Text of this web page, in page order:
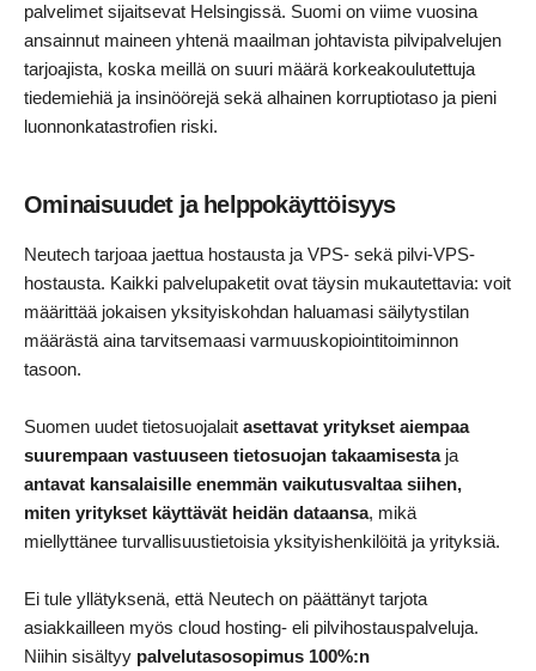
palvelimet sijaitsevat Helsingissä. Suomi on viime vuosina
ansainnut maineen yhtenä maailman johtavista pilvipalvelujen
tarjoajista, koska meillä on suuri määrä korkeakoulutettuja
tiedemiehiä ja insinöörejä sekä alhainen korruptiotaso ja pieni
luonnonkatastrofien riski.
Ominaisuudet ja helppokäyttöisyys
Neutech tarjoaa jaettua hostausta ja VPS- sekä pilvi-VPS-
hostausta. Kaikki palvelupaketit ovat täysin mukautettavia: voit
määrittää jokaisen yksityiskohdan haluamasi säilytystilan
määrästä aina tarvitsemaasi varmuuskopiointitoiminnon
tasoon.
Suomen uudet tietosuojalait asettavat yritykset aiempaa
suurempaan vastuuseen tietosuojan takaamisestaja
antavat kansalaisille enemmän vaikutusvaltaa siihen,
miten yritykset käyttävät heidän dataansa, mikä
miellyttänee turvallisuustietoisia yksityishenkilöitä ja yrityksiä.
Ei tule yllätyksenä, että Neutech on päättänyt tarjota
asiakkailleen myös cloud hosting- eli pilvihostauspalveluja.
Niihin sisältyy palvelutasosopimus 100%:n